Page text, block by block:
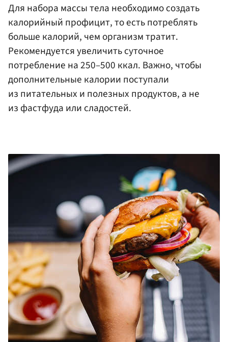
Для набора массы тела необходимо создать
калорийный профицит, то есть потреблять
больше калорий, чем организм тратит.
Рекомендуется увеличить суточное
потребление на 250–500 ккал. Важно, чтобы
дополнительные калории поступали
из питательных и полезных продуктов, а не
из фастфуда или сладостей.